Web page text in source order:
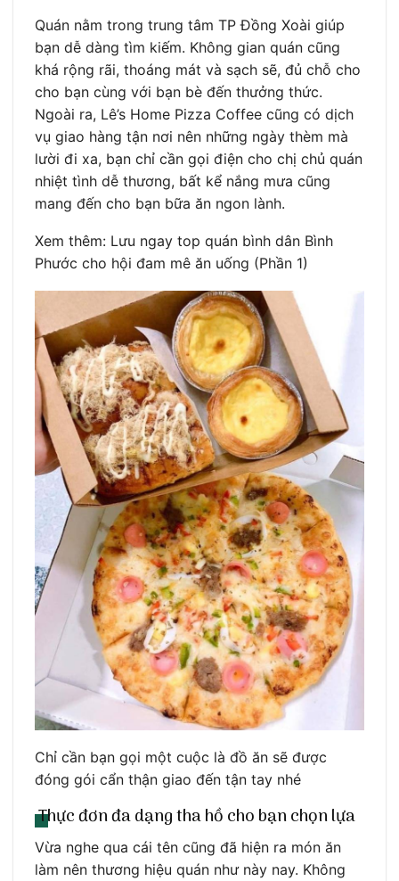
Quán nằm trong trung tâm TP Đồng Xoài giúp
bạn dễ dàng tìm kiếm. Không gian quán cũng
khá rộng rãi, thoáng mát và sạch sẽ, đủ chỗ cho
cho bạn cùng với bạn bè đến thưởng thức.
Ngoài ra, Lê’s Home Pizza Coffee cũng có dịch
vụ giao hàng tận nơi nên những ngày thèm mà
lười đi xa, bạn chỉ cần gọi điện cho chị chủ quán
nhiệt tình dễ thương, bất kể nắng mưa cũng
mang đến cho bạn bữa ăn ngon lành.
Xem thêm: Lưu ngay top quán bình dân Bình
Phước cho hội đam mê ăn uống (Phần 1)
Chỉ cần bạn gọi một cuộc là đồ ăn sẽ được
đóng gói cẩn thận giao đến tận tay nhé
Thực đơn đa dạng tha hồ cho bạn chọn lựa
Vừa nghe qua cái tên cũng đã hiện ra món ăn
làm nên thương hiệu quán như này nay. Không